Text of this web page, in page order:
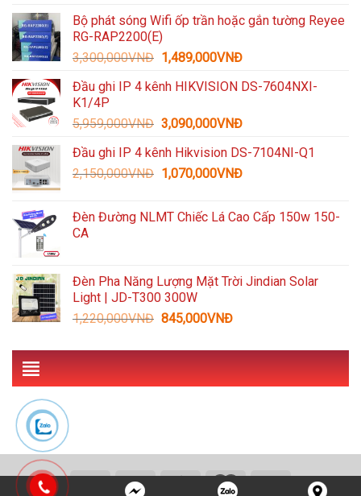
là:
1,600,000VNĐ.
tại
935,000VNĐ.
Bộ phát sóng Wifi ốp trần hoặc gắn tường Reyee
RG-RAP2200(E)
3,300,000VNĐ Giá
là:
1,489,000VNĐGiá
tại
1,489,000VNĐ.
Đầu ghi IP 4 kênh HIKVISION DS-7604NXI-
K1/4P
5,959,000VNĐ Giá
là:
5,959,000VNĐ.
3,090,000VNĐGiá
tại
là:
Đầu ghi IP 4 kênh Hikvision DS-7104NI-Q1
2,150,000VNĐ Giá
2,150,000VNĐ.
1,070,000VNĐGiá
là:
Đèn Đường NLMT Chiếc Lá Cao Cấp 150w 150-
CA
Đèn Pha Năng Lượng Mặt Trời Jindian Solar
Light | JD-T300 300W
1,220,000VNĐ Giá
là:
845,000VNĐGiá
tại
845,000VNĐ.